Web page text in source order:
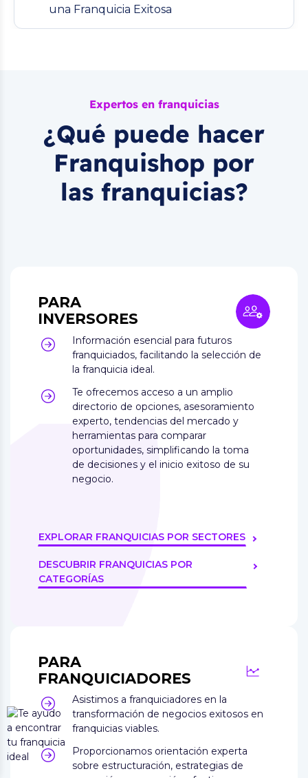
una Franquicia Exitosa
Expertos en franquicias
¿Qué puede hacer
Franquishop por
las franquicias?
PARA
INVERSORES
Información esencial para futuros
franquiciados, facilitando la selección de
la franquicia ideal.
Te ofrecemos acceso a un amplio
directorio de opciones, asesoramiento
experto, tendencias del mercado y
herramientas para comparar
oportunidades, simplificando la toma
de decisiones y el inicio exitoso de su
negocio.
EXPLORAR FRANQUICIAS POR SECTORES
DESCUBRIR FRANQUICIAS POR
CATEGORÍAS
PARA
FRANQUICIADORES
Asistimos a franquiciadores en la
transformación de negocios exitosos en
franquicias viables.
Proporcionamos orientación experta
sobre estructuración, estrategias de